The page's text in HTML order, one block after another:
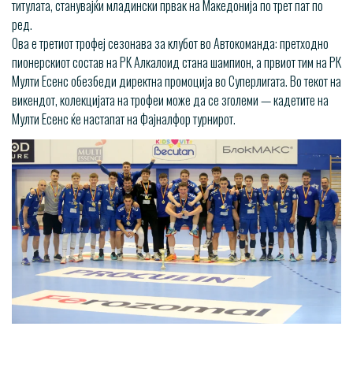
титулата, станувајќи младински првак на Македонија по трет пат по
ред.
Ова е третиот трофеј сезонава за клубот во Автокоманда: претходно
пионерскиот состав на РК Алкалоид стана шампион, а првиот тим на РК
Мулти Есенс обезбеди директна промоција во Суперлигата. Во текот на
викендот, колекцијата на трофеи може да се зголеми — кадетите на
Мулти Есенс ќе настапат на Фајналфор турнирот.